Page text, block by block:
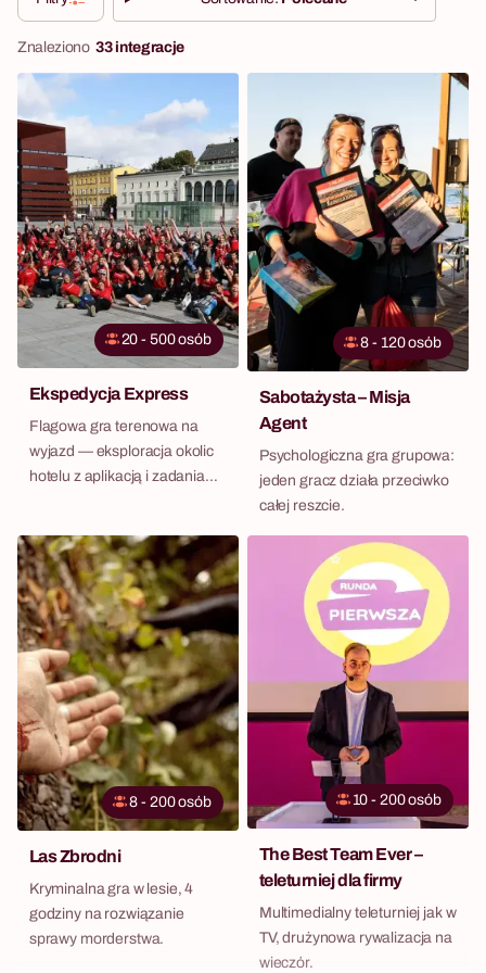
Znaleziono33 integracje
20 - 500 osób
Ekspedycja Express
Flagowa gra terenowa na
wyjazd — eksploracja okolic
hotelu z aplikacją i zadaniami
8 - 120 osób
Sabotażysta – Misja
Agent
Psychologiczna gra grupowa:
jeden gracz działa przeciwko
całej reszcie.
8 - 200 osób
Las Zbrodni
Kryminalna gra w lesie, 4
godziny na rozwiązanie
sprawy morderstwa.
10 - 200 osób
The Best Team Ever –
teleturniej dla firmy
Multimedialny teleturniej jak w
TV, drużynowa rywalizacja na
wieczór.